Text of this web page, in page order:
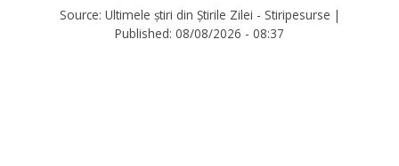
Source: Ultimele știri din Știrile Zilei - Stiripesurse |
Published: 08/08/2026 - 08:37